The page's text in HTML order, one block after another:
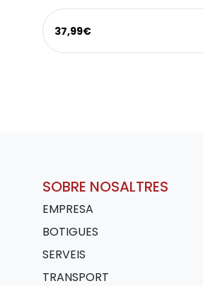
37,99€
SOBRE NOSALTRES
EMPRESA
BOTIGUES
SERVEIS
TRANSPORT